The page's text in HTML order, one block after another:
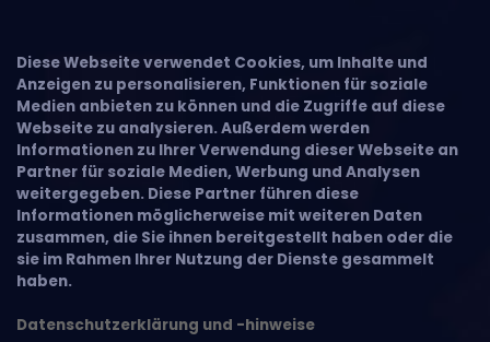
Diese Webseite verwendet Cookies, um Inhalte und
Anzeigen zu personalisieren, Funktionen für soziale
Medien anbieten zu können und die Zugriffe auf diese
Webseite zu analysieren. Außerdem werden
Informationen zu Ihrer Verwendung dieser Webseite an
Partner für soziale Medien, Werbung und Analysen
weitergegeben. Diese Partner führen diese
Informationen möglicherweise mit weiteren Daten
zusammen, die Sie ihnen bereitgestellt haben oder die
sie im Rahmen Ihrer Nutzung der Dienste gesammelt
haben.
Datenschutzerklärung und -hinweise